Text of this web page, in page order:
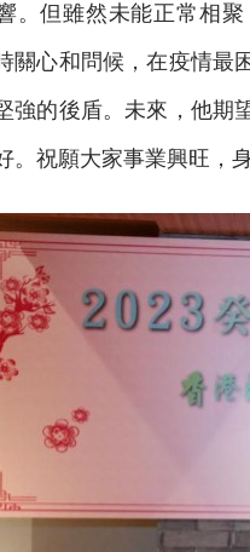
。但雖然未能正常相
關心和問候，在疫情最
強的後盾。未來，他期
。祝願大家事業興旺，